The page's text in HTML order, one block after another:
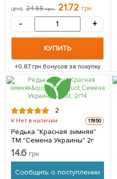
цена 24.68грн 21.72 грн
- +
КУПИТЬ
+0.87грн бонусов за покупку
2
Нет в наличии 17850
Редька "Красная зимняя"
ТМ "Семена Украины" 2г
14.6 грн
Сообщить о поступлении